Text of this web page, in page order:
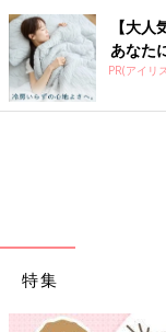
【大
あなた
PR(アイリ
特集